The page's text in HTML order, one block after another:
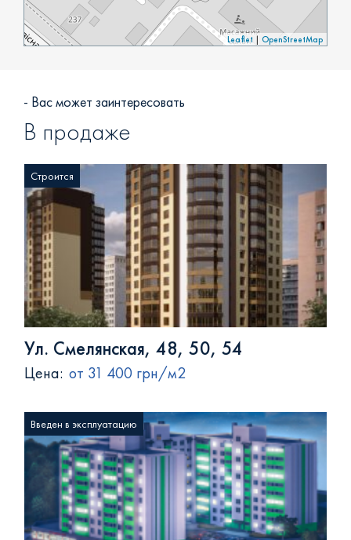
Leaflet | OpenStreetMap
- Вас может заинтересовать
В продаже
Строится
Ул. Смелянская, 48, 50, 54
Цена: от 31 400 грн/м2
Введен в эксплуатацию